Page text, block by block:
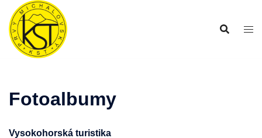
Preskočiť
obsah
Fotoalbumy
Vysokohorská turistika